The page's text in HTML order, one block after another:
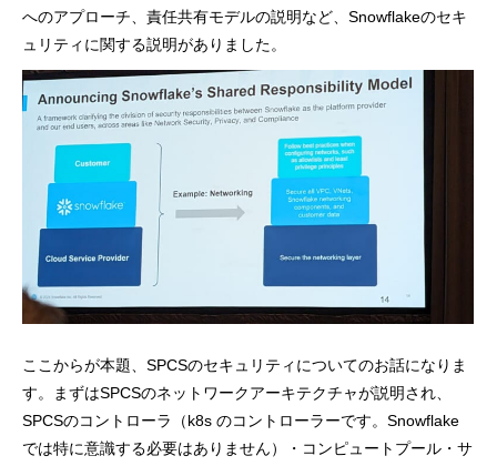
へのアプローチ、責任共有モデルの説明など、Snowflakeのセキ
ュリティに関する説明がありました。
ここからが本題、SPCSのセキュリティについてのお話になりま
す。まずはSPCSのネットワークアーキテクチャが説明され、
SPCSのコントローラ（k8s のコントローラーです。Snowflake
では特に意識する必要はありません）・コンピュートプール・サ